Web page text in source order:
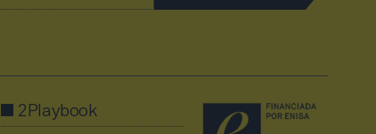
2Playbook